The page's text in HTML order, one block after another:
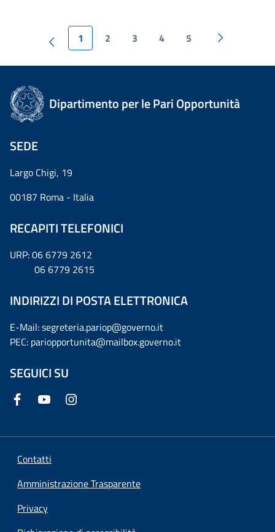
1 2 3 4 5
Dipartimento per le Pari Opportunità
SEDE
Largo Chigi, 19
00187 Roma - Italia
RECAPITI TELEFONICI
URP: 06 6779 2612
06 6779 2615
INDIRIZZI DI POSTA ELETTRONICA
E-Mail: segreteria.pariop@governo.it
PEC: pariopportunita@mailbox.governo.it
SEGUICI SU
Contatti
Amministrazione Trasparente
Privacy